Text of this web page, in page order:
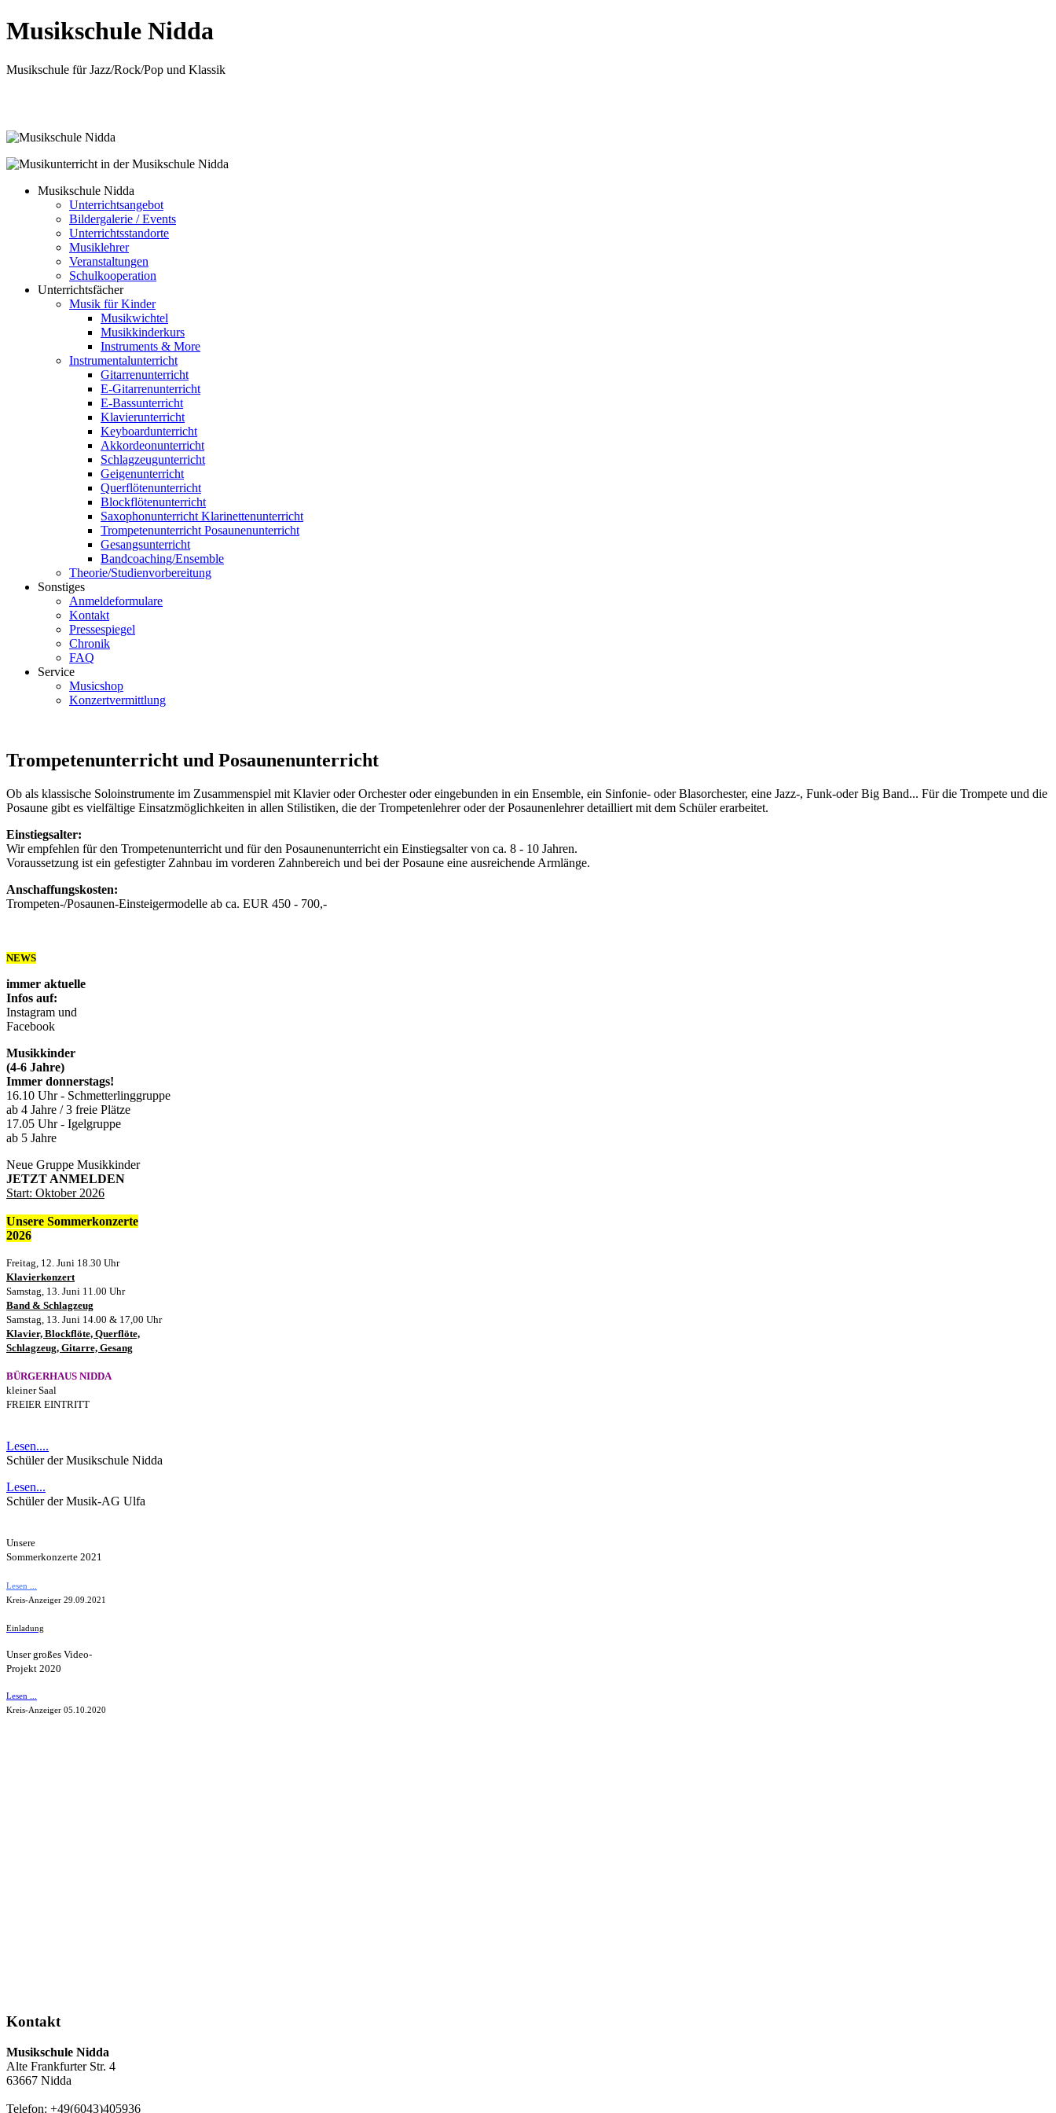
Musikschule Nidda
Musikschule für Jazz/Rock/Pop und Klassik
Musikschule Nidda
Unterrichtsangebot
Bildergalerie / Events
Unterrichtsstandorte
Musiklehrer
Veranstaltungen
Schulkooperation
Unterrichtsfächer
Musik für Kinder
Musikwichtel
Musikkinderkurs
Instruments & More
Instrumentalunterricht
Gitarrenunterricht
E-Gitarrenunterricht
E-Bassunterricht
Klavierunterricht
Keyboardunterricht
Akkordeonunterricht
Schlagzeugunterricht
Geigenunterricht
Querflötenunterricht
Blockflötenunterricht
Saxophonunterricht Klarinettenunterricht
Trompetenunterricht Posaunenunterricht
Gesangsunterricht
Bandcoaching/Ensemble
Theorie/Studienvorbereitung
Sonstiges
Anmeldeformulare
Kontakt
Pressespiegel
Chronik
FAQ
Service
Musicshop
Konzertvermittlung
Trompetenunterricht und Posaunenunterricht
Ob als klassische Soloinstrumente im Zusammenspiel mit Klavier oder Orchester oder eingebunden in ein Ensemble, ein Sinfonie- oder Blasorchester, eine Jazz-, Funk-oder Big Band... Für die Trompete und die
Posaune gibt es vielfältige Einsatzmöglichkeiten in allen Stilistiken, die der Trompetenlehrer oder der Posaunenlehrer detailliert mit dem Schüler erarbeitet.
Einstiegsalter:
Wir empfehlen für den Trompetenunterricht und für den Posaunenunterricht ein Einstiegsalter von ca. 8 - 10 Jahren.
Voraussetzung ist ein gefestigter Zahnbau im vorderen Zahnbereich und bei der Posaune eine ausreichende Armlänge.
Anschaffungskosten:
Trompeten-/Posaunen-Einsteigermodelle ab ca. EUR 450 - 700,-
NEWS
immer aktuelle
Infos auf:
Instagram und
Facebook
Musikkinder
(4-6 Jahre)
Immer donnerstags!
16.10 Uhr - Schmetterlinggruppe
ab 4 Jahre / 3 freie Plätze
17.05 Uhr - Igelgruppe
ab 5 Jahre
Neue Gruppe Musikkinder
JETZT ANMELDEN
Start: Oktober 2026
Unsere Sommerkonzerte
2026
Freitag, 12. Juni 18.30 Uhr
Klavierkonzert
Samstag, 13. Juni 11.00 Uhr
Band & Schlagzeug
Samstag, 13. Juni 14.00 & 17,00 Uhr
Klavier, Blockflöte, Querflöte,
Schlagzeug, Gitarre, Gesang
BÜRGERHAUS NIDDA
kleiner Saal
FREIER EINTRITT
Lesen....
Schüler der Musikschule Nidda
Lesen...
Schüler der Musik-AG Ulfa
Unsere
Sommerkonzerte 2021
Lesen ...
Kreis-Anzeiger 29.09.2021
Einladung
Unser großes Video-
Projekt 2020
Lesen ...
Kreis-Anzeiger 05.10.2020
Kontakt
Musikschule Nidda
Alte Frankfurter Str. 4
63667 Nidda
Telefon: +49(6043)405936